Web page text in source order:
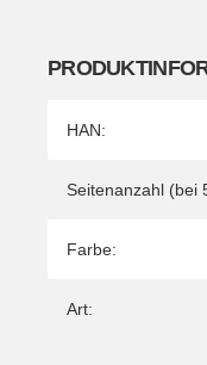
Produkteigenschaft
Wert
HAN:
Seitenanzahl (bei
Farbe:
Art: